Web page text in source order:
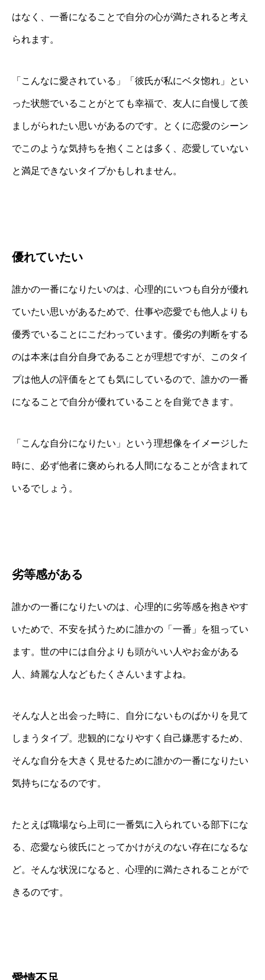
はなく、一番になることで自分の心が満たされると考え
られます。
「こんなに愛されている」「彼氏が私にベタ惚れ」とい
った状態でいることがとても幸福で、友人に自慢して羨
ましがられたい思いがあるのです。とくに恋愛のシーン
でこのような気持ちを抱くことは多く、恋愛していない
と満足できないタイプかもしれません。
優れていたい
誰かの一番になりたいのは、心理的にいつも自分が優れ
ていたい思いがあるためで、仕事や恋愛でも他人よりも
優秀でいることにこだわっています。優劣の判断をする
のは本来は自分自身であることが理想ですが、このタイ
プは他人の評価をとても気にしているので、誰かの一番
になることで自分が優れていることを自覚できます。
「こんな自分になりたい」という理想像をイメージした
時に、必ず他者に褒められる人間になることが含まれて
いるでしょう。
劣等感がある
誰かの一番になりたいのは、心理的に劣等感を抱きやす
いためで、不安を拭うために誰かの「一番」を狙ってい
ます。世の中には自分よりも頭がいい人やお金がある
人、綺麗な人などもたくさんいますよね。
そんな人と出会った時に、自分にないものばかりを見て
しまうタイプ。悲観的になりやすく自己嫌悪するため、
そんな自分を大きく見せるために誰かの一番になりたい
気持ちになるのです。
たとえば職場なら上司に一番気に入られている部下にな
る、恋愛なら彼氏にとってかけがえのない存在になるな
ど。そんな状況になると、心理的に満たされることがで
きるのです。